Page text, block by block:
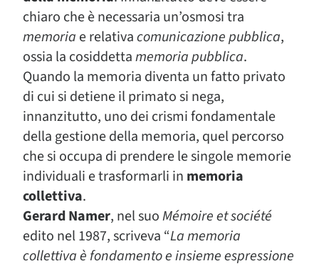
chiaro che è necessaria un’osmosi tra
memoria e relativacomunicazione pubblica,
ossia la cosiddettamemoria pubblica.
Quando la memoria diventa un fatto privato
di cui si detiene il primato si nega,
innanzitutto, uno dei crismi fondamentale
della gestione della memoria, quel percorso
che si occupa di prendere le singole memorie
individuali e trasformarli in memoria
collettiva.
Gerard Namer, nel suoMémoire et société
edito nel 1987, scriveva “La memoria
collettiva è fondamento e insieme espressione